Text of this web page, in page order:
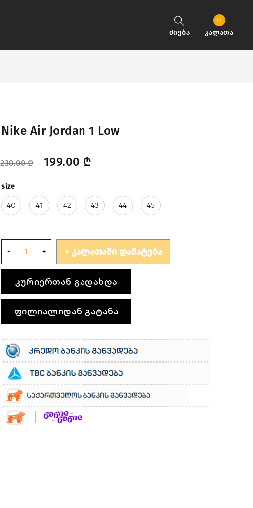
0
კალათა
ძიება
Nike Air Jordan 1 Low
230.00₾ 199.00 ₾
size
40 41 42 43 44 45
ᲙᲐᲚᲐᲗᲐᲨᲘ ᲓᲐᲛᲐᲢᲔᲑᲐ
კურიერთან გადახდა
ფილიალიდან გატანა